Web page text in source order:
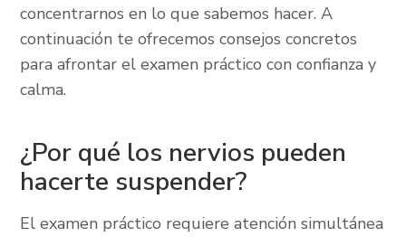
concentrarnos en lo que sabemos hacer. A
continuación te ofrecemos consejos concretos
para afrontar el examen práctico con confianza y
calma.
¿Por qué los nervios pueden
hacerte suspender?
El examen práctico requiere atención simultánea